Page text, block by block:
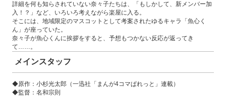
詳細を何も知らされていない奈々子たちは、「もしかして、新メンバー加
入！？」など、いろいろ考えながら楽屋に入る。
そこには、地域限定のマスコットとして考案されたゆるキャラ「魚心く
ん」が座っていた。
奈々子が魚心くんに挨拶をすると、予想もつかない反応が返ってき
て……。
メインスタッフ
◆原作：小杉光太郎（一迅社「まんが4コマぱれっと」連載）
◆監督：名和宗則